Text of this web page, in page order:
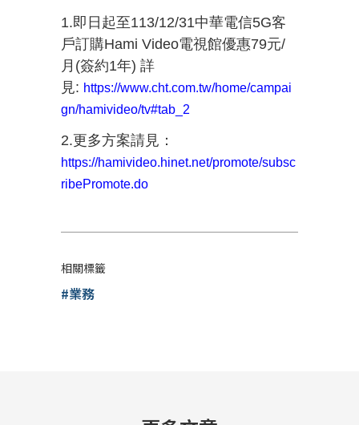
1.即日起至113/12/31中華電信5G客
戶訂購Hami Video電視館優惠79元/
月(簽約1年) 詳
見: https://www.cht.com.tw/home/campai
gn/hamivideo/tv#tab_2
2.更多方案請見：
https://hamivideo.hinet.net/promote/subsc
ribePromote.do
相關標籤
#業務